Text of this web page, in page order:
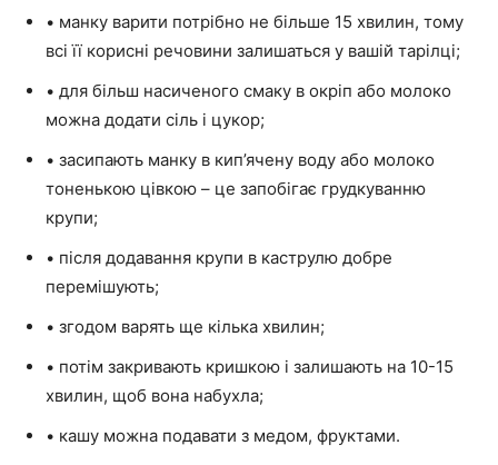
• манку варити потрібно не більше 15 хвилин, тому
всі її корисні речовини залишаться у вашій тарілці;
• для більш насиченого смаку в окріп або молоко
можна додати сіль і цукор;
• засипають манку в кип’ячену воду або молоко
тоненькою цівкою – це запобігає грудкуванню
крупи;
• після додавання крупи в каструлю добре
перемішують;
• згодом варять ще кілька хвилин;
• потім закривають кришкою і залишають на 10-15
хвилин, щоб вона набухла;
• кашу можна подавати з медом, фруктами.